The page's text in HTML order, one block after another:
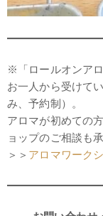
※「ロールオンア
お一人から受けて
み、予約制）。
アロマが初めての
ョップのご相談も
＞＞ アロマワーク